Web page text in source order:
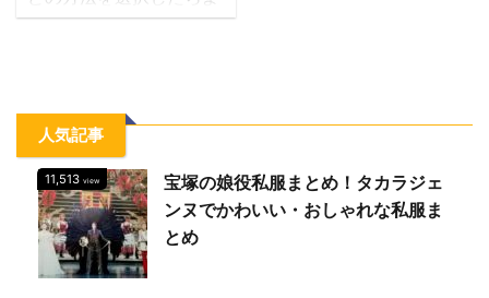
文の書きかた編』です。
実際にちょっと操作方法
をメインとしてお話をし
てみたいと思います。 ち
ょっと実際に書いてある
ものを ...
大体の自営業者の方はこ
勘違いしていませんか？
これらのキーワードで上
いかわからないという方
ラインだけでは集客はう
まくいきません。 オフラ
インも重要です。 オンラ
インで集客するためには
オフラインも知らないと
集客が出来ないんです
ね。 こちらの動画を見れ
人気記事
11,513 view
宝塚の娘役私服まとめ！タカラジェ
ンヌでかわいい・おしゃれな私服ま
とめ